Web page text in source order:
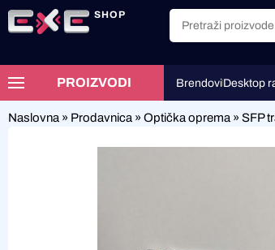
SHOP
PROIZVODI BrendoviDesktop
Naslovna » Prodavnica » Optička oprema » SFP